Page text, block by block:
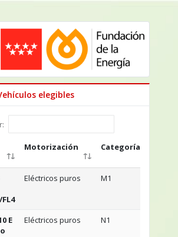
elegibles
Motorización Categoría
Eléctricos puros M1
E
Eléctricos puros N1